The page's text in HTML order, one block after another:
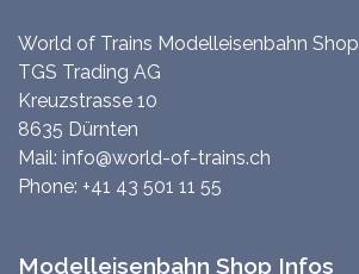
World of Trains Modelleisenbahn Shop
TGS Trading AG
Kreuzstrasse 10
8635 Dürnten
Mail: info@world-of-trains.ch
Phone: +41 43 501 11 55
Modelleisenbahn Shop Infos